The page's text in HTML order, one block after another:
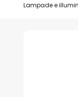
Lampade e